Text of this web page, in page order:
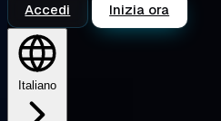
Accedi Inizia ora
Italiano